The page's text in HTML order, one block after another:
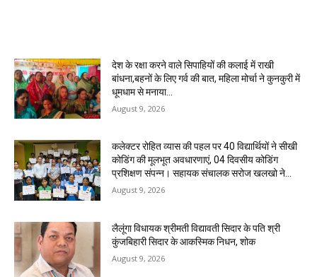
देश के रक्षा करने वाले सिपाहियों की कलाई में राखी
बांधना,बहनों के लिए गर्व की बात, महिला मोर्चा ने कुनकुरी में
धूमधाम से मनाया...
August 9, 2026
कलेक्टर रोहित व्यास की पहल पर 40 विद्यार्थियों ने सीखी
कोडिंग की मूलभूत अवधारणाएं, 04 दिवसीय कोडिंग
प्रशिक्षण संपन्न। ‌सहायक संचालक सरोज खलखो ने...
August 9, 2026
लैलूंगा विधायक श्रीमती विद्यावती सिदार के पति श्री
कुंजबिहारी सिदार के आकस्मिक निधन, शोक
August 9, 2026